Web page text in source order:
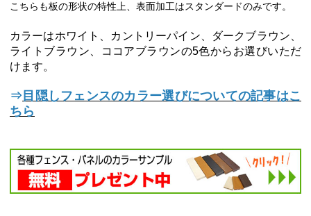
こちらも板の形状の特性上、表面加工はスタンダードのみです。
カラーはホワイト、カントリーパイン、ダークブラウン、
ライトブラウン、ココアブラウンの5色からお選びいただ
けます。
⇒ 目隠しフェンスのカラー選びについての記事はこ
ちら